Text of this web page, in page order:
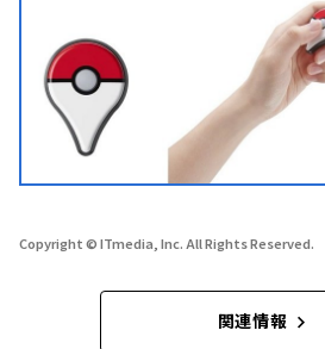
Copyright © ITmedia, Inc. All Rights Reserved.
関連情報